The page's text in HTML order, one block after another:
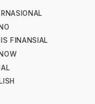
FINANSIAL